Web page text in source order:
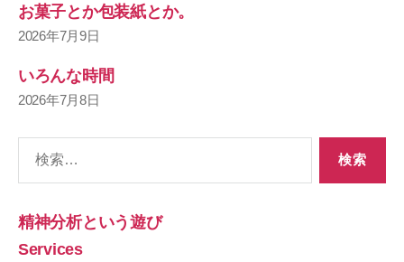
お菓子とか包装紙とか。
2026年7月9日
いろんな時間
2026年7月8日
象:
精神分析という遊び
Services